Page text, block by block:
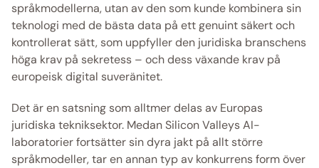
språkmodellerna, utan av den som kunde kombinera sin
teknologi med de bästa data på ett genuint säkert och
kontrollerat sätt, som uppfyller den juridiska branschens
höga krav på sekretess – och dess växande krav på
europeisk digital suveränitet.
Det är en satsning som alltmer delas av Europas
juridiska tekniksektor. Medan Silicon Valleys AI-
laboratorier fortsätter sin dyra jakt på allt större
språkmodeller, tar en annan typ av konkurrens form över